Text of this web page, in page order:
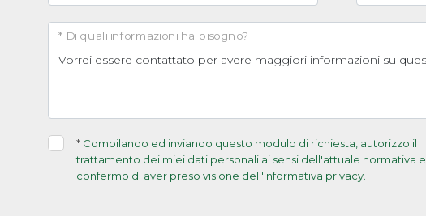
* Di quali informazioni hai bisogno?
* Compilando ed inviando questo modulo di richiesta, autorizzo il
trattamento dei miei dati personali ai sensi dell'attuale normativa e
confermo di aver preso visione dell'informativa privacy.